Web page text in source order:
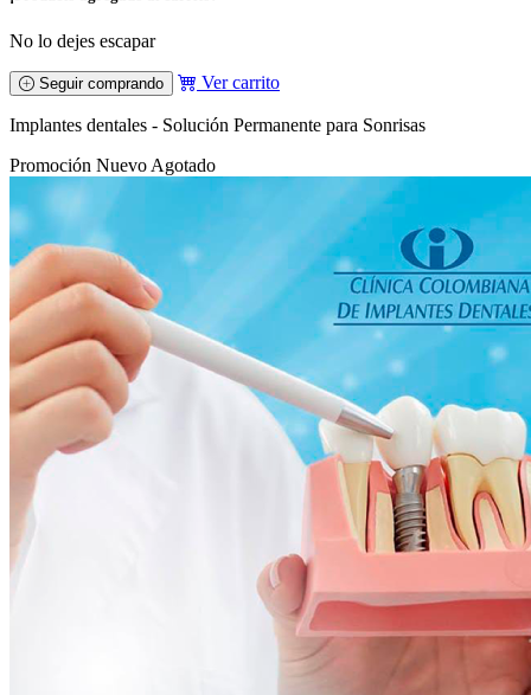
No lo dejes escapar
Seguir comprando Ver carrito
Implantes dentales - Solución Permanente para Sonrisas
Promoción Nuevo Agotado